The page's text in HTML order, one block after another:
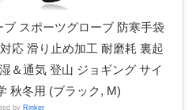
スポーツグローブ 防寒手袋
応 滑り止め加工 耐磨耗 裏起
＆通気 登山 ジョギング サイ
秋冬用 (ブラック, M)
by Rinker